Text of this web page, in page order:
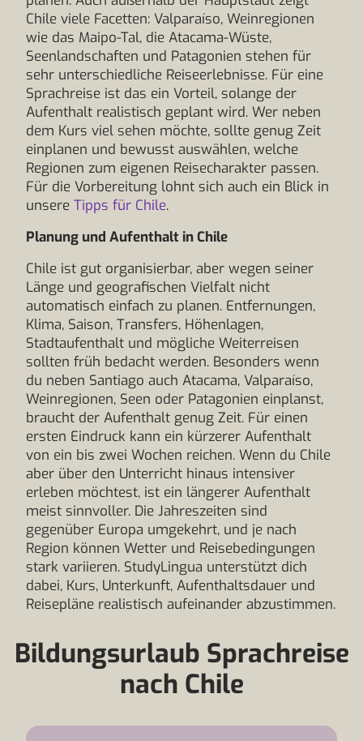
Chile viele Facetten: Valparaíso, Weinregionen
wie das Maipo-Tal, die Atacama-Wüste,
Seenlandschaften und Patagonien stehen für
sehr unterschiedliche Reiseerlebnisse. Für eine
Sprachreise ist das ein Vorteil, solange der
Aufenthalt realistisch geplant wird. Wer neben
dem Kurs viel sehen möchte, sollte genug Zeit
einplanen und bewusst auswählen, welche
Regionen zum eigenen Reisecharakter passen.
Für die Vorbereitung lohnt sich auch ein Blick in
unsere Tipps für Chile.
Planung und Aufenthalt in Chile
Chile ist gut organisierbar, aber wegen seiner
Länge und geografischen Vielfalt nicht
automatisch einfach zu planen. Entfernungen,
Klima, Saison, Transfers, Höhenlagen,
Stadtaufenthalt und mögliche Weiterreisen
sollten früh bedacht werden. Besonders wenn
du neben Santiago auch Atacama, Valparaíso,
Weinregionen, Seen oder Patagonien einplanst,
braucht der Aufenthalt genug Zeit. Für einen
ersten Eindruck kann ein kürzerer Aufenthalt
von ein bis zwei Wochen reichen. Wenn du Chile
aber über den Unterricht hinaus intensiver
erleben möchtest, ist ein längerer Aufenthalt
meist sinnvoller. Die Jahreszeiten sind
gegenüber Europa umgekehrt, und je nach
Region können Wetter und Reisebedingungen
stark variieren. StudyLingua unterstützt dich
dabei, Kurs, Unterkunft, Aufenthaltsdauer und
Reisepläne realistisch aufeinander abzustimmen.
Bildungsurlaub Sprachreise
nach Chile